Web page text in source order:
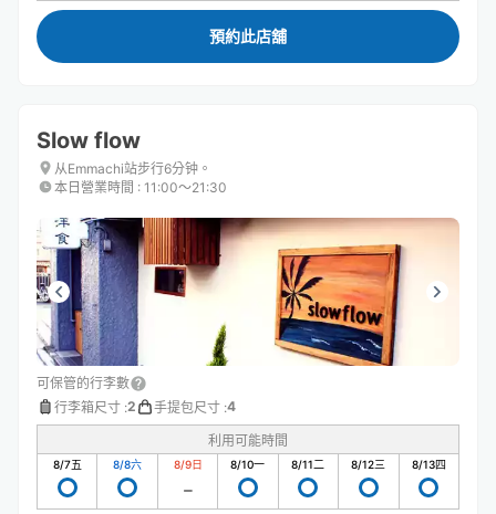
預約此店舖
Slow flow
从Emmachi站步行6分钟。
本日營業時間 : 11:00〜21:30
可保管的行李數
行李箱尺寸 :2 手提包尺寸 :4
利用可能時間
8/7五 8/8六 8/9日 8/10一 8/11二 8/12三 8/13四